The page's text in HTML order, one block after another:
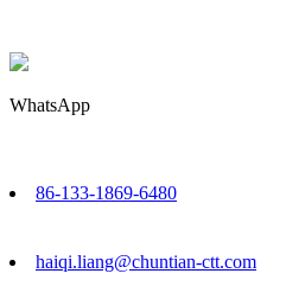
WhatsApp
86-133-1869-6480
haiqi.liang@chuntian-ctt.com